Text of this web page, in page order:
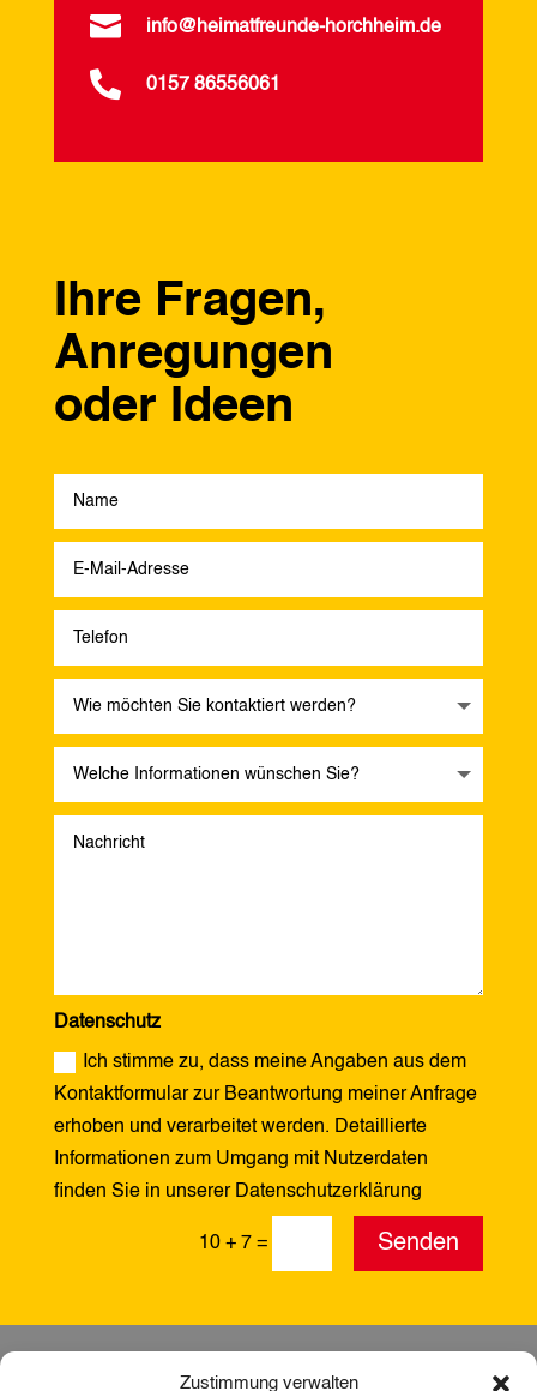
Zustimmung verwalten
 info@heimatfreunde-horchheim.de
 0157 86556061
Ihre Fragen,
Anregungen
oder Ideen
Datenschutz
Ich stimme zu, dass meine Angaben aus dem
Kontaktformular zur Beantwortung meiner Anfrage
erhoben und verarbeitet werden. Detaillierte
Informationen zum Umgang mit Nutzerdaten
finden Sie in unserer Datenschutzerklärung
10 + 7 = Senden